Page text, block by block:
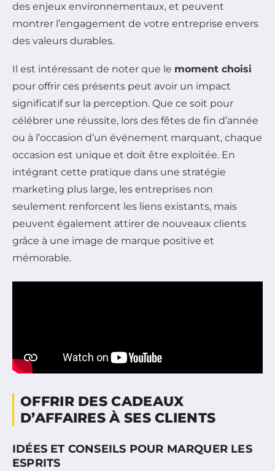
des enjeux environnementaux, et peuvent
montrer l’engagement de votre entreprise envers
des valeurs durables.
Il est intéressant de noter que le moment choisi
pour offrir ces présents peut avoir un impact
significatif sur la perception. Que ce soit pour
célébrer une réussite, lors des fêtes de fin d’année
ou à l’occasion d’un événement marquant, chaque
occasion est unique et doit être exploitée. En
intégrant cette pratique dans une stratégie
marketing plus large, les entreprises non
seulement renforcent les liens existants, mais
peuvent également attirer de nouveaux clients
grâce à une image de marque positive et
mémorable.
OFFRIR DES CADEAUX
D’AFFAIRES À SES CLIENTS
IDÉES ET CONSEILS POUR MARQUER LES
ESPRITS